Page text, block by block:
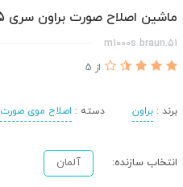
ماشین اصلاح صورت براون سری 5 مدل 51.M1000s
51.m1000s braun
از 5
برند : براون دسته : اصلاح موی صورت
انتخاب سازنده: آلمان